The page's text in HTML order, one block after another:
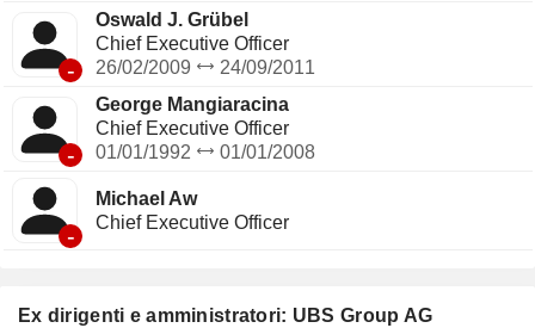
Ex dirigenti e amministratori: UBS Group AG
-
Oswald J. Grübel
Chief Executive Officer
26/02/2009
24/09/2011
-
George Mangiaracina
Chief Executive Officer
01/01/1992
01/01/2008
-
Michael Aw
Chief Executive Officer